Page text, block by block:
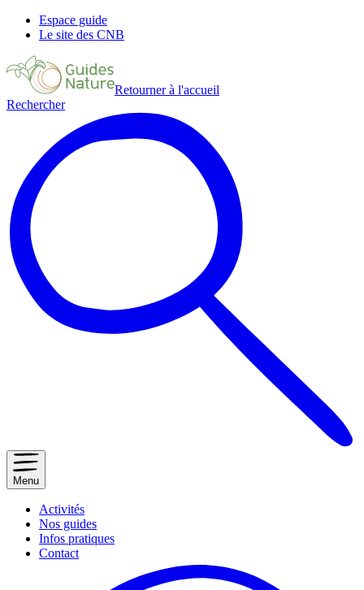
Espace guide
Le site des CNB
Retourner à l'accueil
Rechercher
Menu
Activités
Nos guides
Infos pratiques
Contact